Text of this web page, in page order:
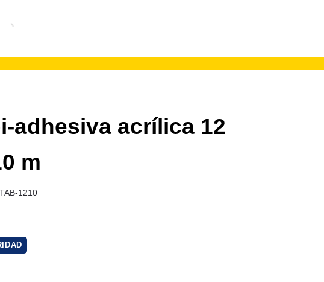
adhesiva acrílica 12
m
TAB-1210